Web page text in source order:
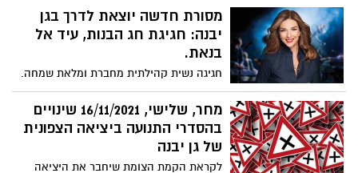
שהסתיימו הבחירות הן בבתי הספר היסודיים
והן בתיכונים, נבחרו נציגים מכל בית ספר
ונפתח קורס יו"ר הנהגה בית ספרית ביוזמת
מחזיקת תיק החינוך ירדנה אוקמן ומנהלת
אגף החינוך איילת טייטלבאום.
מסורת חדשה יוצאת לדרך בגן
יבנה: חגיגת חג הבנות, עיד אל
בנאת.
חגיגה נשית קהילתית מחברת ומלאת שמחה.
נאכל, נכיר נשים, נרקוד ונרים את האנרגיות
לשמיים עם אורנה דץ ב"עיד אל בנאת" א'
טבת, 5/12/2021 באודיטוריום בית אפל.
מחר, שלישי, 16/11/2021 שינויים
בהסדרי התנועה ביציאה הצפונית
של גן יבנה
לקראת הקמת הצומת שיחבר את היציאה